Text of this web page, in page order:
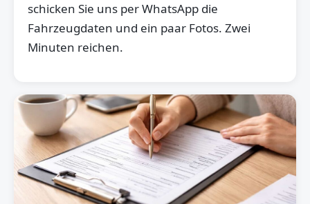
schicken Sie uns per WhatsApp die
Fahrzeugdaten und ein paar Fotos. Zwei
Minuten reichen.